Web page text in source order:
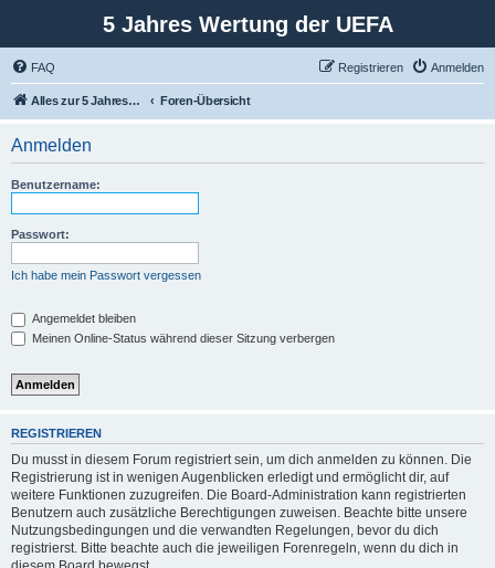
5 Jahres Wertung der UEFA
FAQ Anmelden
Registrieren
Alles zur 5 Jahreswertung / Tabelle der UEFA mit vielen Statistiken. Foren-Übersicht
Anmelden
Benutzername:
Passwort:
Ich habe mein Passwort vergessen
Angemeldet bleiben
Meinen Online-Status während dieser Sitzung verbergen
REGISTRIEREN
Du musst in diesem Forum registriert sein, um dich anmelden zu können. Die
Registrierung ist in wenigen Augenblicken erledigt und ermöglicht dir, auf
weitere Funktionen zuzugreifen. Die Board-Administration kann registrierten
Benutzern auch zusätzliche Berechtigungen zuweisen. Beachte bitte unsere
Nutzungsbedingungen und die verwandten Regelungen, bevor du dich
registrierst. Bitte beachte auch die jeweiligen Forenregeln, wenn du dich in